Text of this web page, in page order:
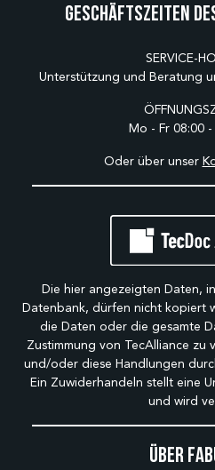
Über
Geschäftszeiten
SERVICE-
Unterstützung und Beratung
Mo - Fr 08:00 -
Oder über unser
Die hier angezeigten Daten,
Datenbank, dürfen nicht kopiert
die Daten oder die gesamte
Zustimmung von TecAlliance zu
und/oder diese Handlungen
Ein Zuwiderhandeln stellt eine
und wird